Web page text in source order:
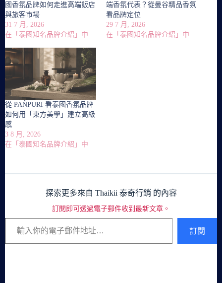
國香氛品牌如何走進高端飯店
與旅客市場
31 7 月, 2026
在「泰國知名品牌介紹」中
端香氛代表？從曼谷精品香氛
看品牌定位
29 7 月, 2026
在「泰國知名品牌介紹」中
從 PAÑPURI 看泰國香氛品牌
如何用「東方美學」建立高級
感
3 8 月, 2026
在「泰國知名品牌介紹」中
探索更多來自 Thaikii 泰奇行銷 的內容
訂閱即可透過電子郵件收到最新文章。
輸入你的電子郵件地址…
訂閱